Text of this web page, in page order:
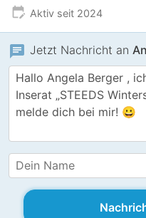
edit_calendar Aktiv seit 2024
chat Jetzt Nachricht an